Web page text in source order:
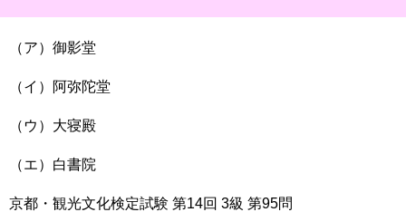
（ア）御影堂
（イ）阿弥陀堂
（ウ）大寝殿
（エ）白書院
京都・観光文化検定試験 第14回 3級 第95問